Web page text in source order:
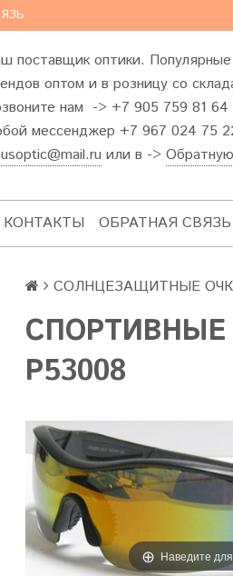
поставщик оптики. Популярные
оптом и в розницу со
нам -> +7 905 759 81
мессенджер +7 967 024 75
или в ->
КОНТАКТЫ ОБРАТНАЯ СВЯЗЬ
СОЛНЦЕЗАЩИТНЫЕ
СПОРТИВНЫЕ
P53008
Наведите